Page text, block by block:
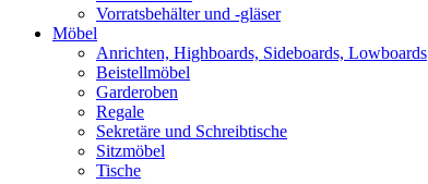
Vorratsbehälter und -gläser
Möbel
Anrichten, Highboards, Sideboards, Lowboards
Beistellmöbel
Garderoben
Regale
Sekretäre und Schreibtische
Sitzmöbel
Tische